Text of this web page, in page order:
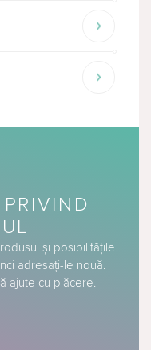
și posibilitățile
adresați-le nouă.
ajute cu plăcere.